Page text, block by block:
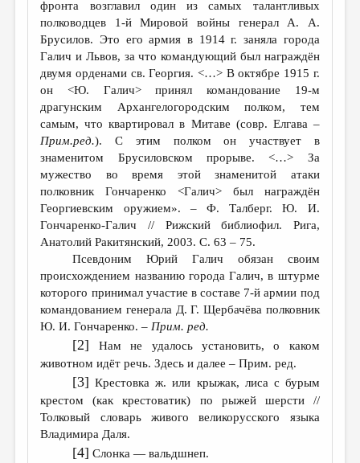
фронта возглавил один из самых талантливых
полководцев 1-й Мировой войны генерал А. А.
Брусилов. Это его армия в 1914 г. заняла города
Галич и Львов, за что командующий был награждён
двумя орденами св. Георгия. <…> В октябре 1915 г.
он <Ю. Галич> принял командование 19-м
драгунским Архангелогородским полком, тем
самым, что квартировал в Митаве (совр. Елгава –
Прим.ред.). С этим полком он участвует в
знаменитом Брусиловском прорыве. <…> За
мужество во время этой знаменитой атаки
полковник Гончаренко <Галич> был награждён
Георгиевским оружием». – Ф. Талберг. Ю. И.
Гончаренко-Галич // Рижский библиофил. Рига,
Анатолий Ракитянский, 2003. С. 63 – 75.
Псевдоним Юрий Галич обязан своим
происхождением названию города Галич, в штурме
которого принимал участие в составе 7-й армии под
командованием генерала Д. Г. Щербачёва полковник
Ю. И. Гончаренко. – Прим. ред.
[2] Нам не удалось установить, о каком
животном идёт речь. Здесь и далее – Прим. ред.
[3] Крестовка ж. или крыжак, лиса с бурым
крестом (как крестоватик) по рыжей шерсти //
Толковый словарь живого великорусского языка
Владимира Даля.
[4] Слонка — вальдшнеп.